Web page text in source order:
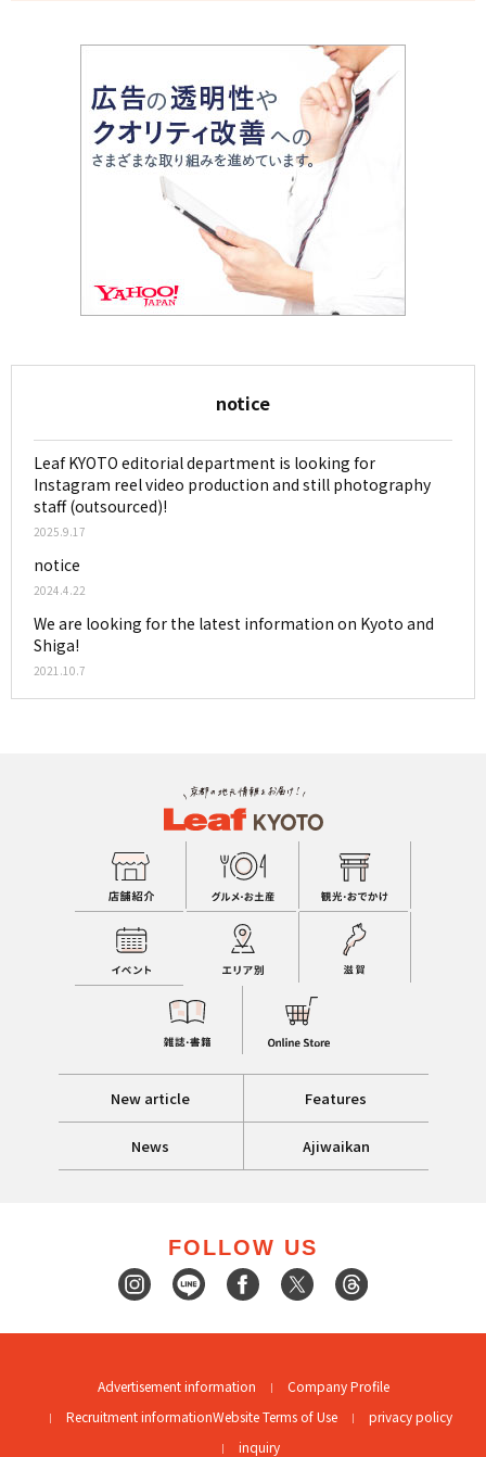
notice
Leaf KYOTO editorial department is looking for
Instagram reel video production and still photography
staff (outsourced)!
2025.9.17
notice
2024.4.22
We are looking for the latest information on Kyoto and
Shiga!
2021.10.7
New article Features
News Ajiwaikan
FOLLOW US
Advertisement information
Company Profile
Recruitment informationWebsite Terms of Use
privacy policy
inquiry